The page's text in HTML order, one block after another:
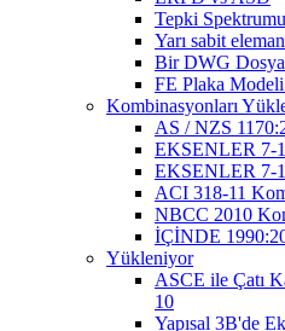
Tepki
Yarı sabit
Bir DWG
FE Plaka
Kombinasyonları
AS / NZS
EKSENLER 7-
EKSENLER 7-
ACI 318-11
NBCC 2010
İÇİNDE
Yükleniyor
ASCE ile Çatı
10
Yapısal 3B'de